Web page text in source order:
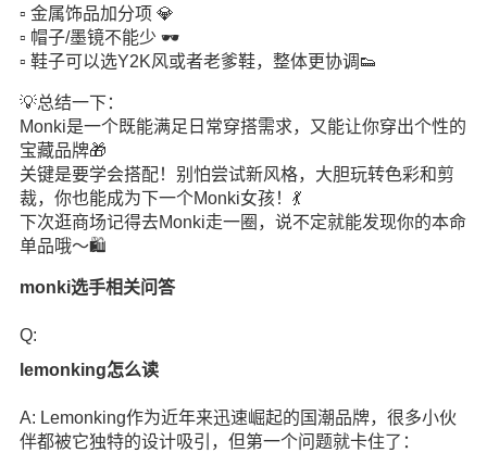
▫️ 金属饰品加分项 💎
▫️ 帽子/墨镜不能少 🕶️
▫️ 鞋子可以选Y2K风或者老爹鞋，整体更协调👟
💡总结一下：
Monki是一个既能满足日常穿搭需求，又能让你穿出个性的
宝藏品牌🎁
关键是要学会搭配！别怕尝试新风格，大胆玩转色彩和剪
裁，你也能成为下一个Monki女孩！💃
下次逛商场记得去Monki走一圈，说不定就能发现你的本命
单品哦～🛍️
monki选手相关问答
Q:
lemonking怎么读
A: Lemonking作为近年来迅速崛起的国潮品牌，很多小伙
伴都被它独特的设计吸引，但第一个问题就卡住了：